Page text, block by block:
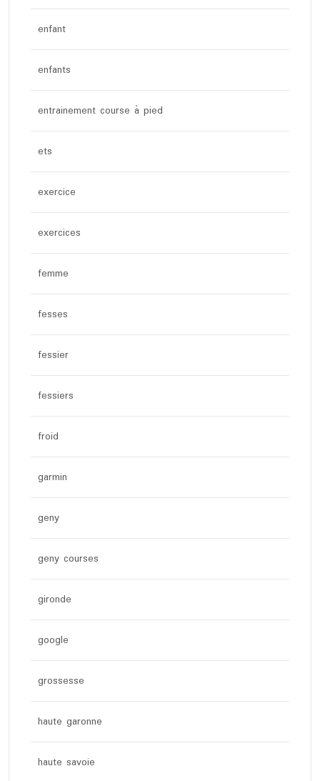
enfant
enfants
entrainement course à pied
ets
exercice
exercices
femme
fesses
fessier
fessiers
froid
garmin
geny
geny courses
gironde
google
grossesse
haute garonne
haute savoie